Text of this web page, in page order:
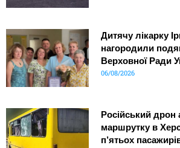
Дитячу лікарку
нагородили
Верховної Ради
06/08/2026
Російський дрон
маршрутку в
п’ятьох